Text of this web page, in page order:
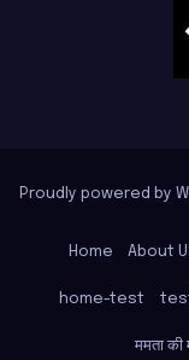
Proudly powered by
Home About
home-test
ममता की